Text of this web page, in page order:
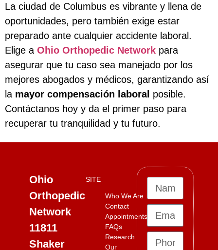
La ciudad de Columbus es vibrante y llena de
oportunidades, pero también exige estar
preparado ante cualquier accidente laboral.
Elige a Ohio Orthopedic Network para
asegurar que tu caso sea manejado por los
mejores abogados y médicos, garantizando así
la mayor compensación laboral posible.
Contáctanos hoy y da el primer paso para
recuperar tu tranquilidad y tu futuro.
Ohio
Orthopedic
Network
11811
Shaker
SITE
Who We Are
Contact
Appointments
FAQs
Research
Our